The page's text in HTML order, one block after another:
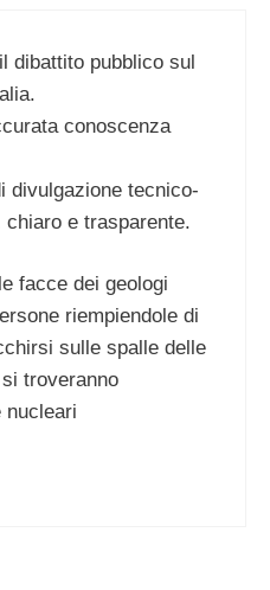
dibattito pubblico sul
conoscenza
divulgazione tecnico-
e trasparente.
facce dei geologi
riempiendole di
sulle spalle delle
troveranno
nucleari